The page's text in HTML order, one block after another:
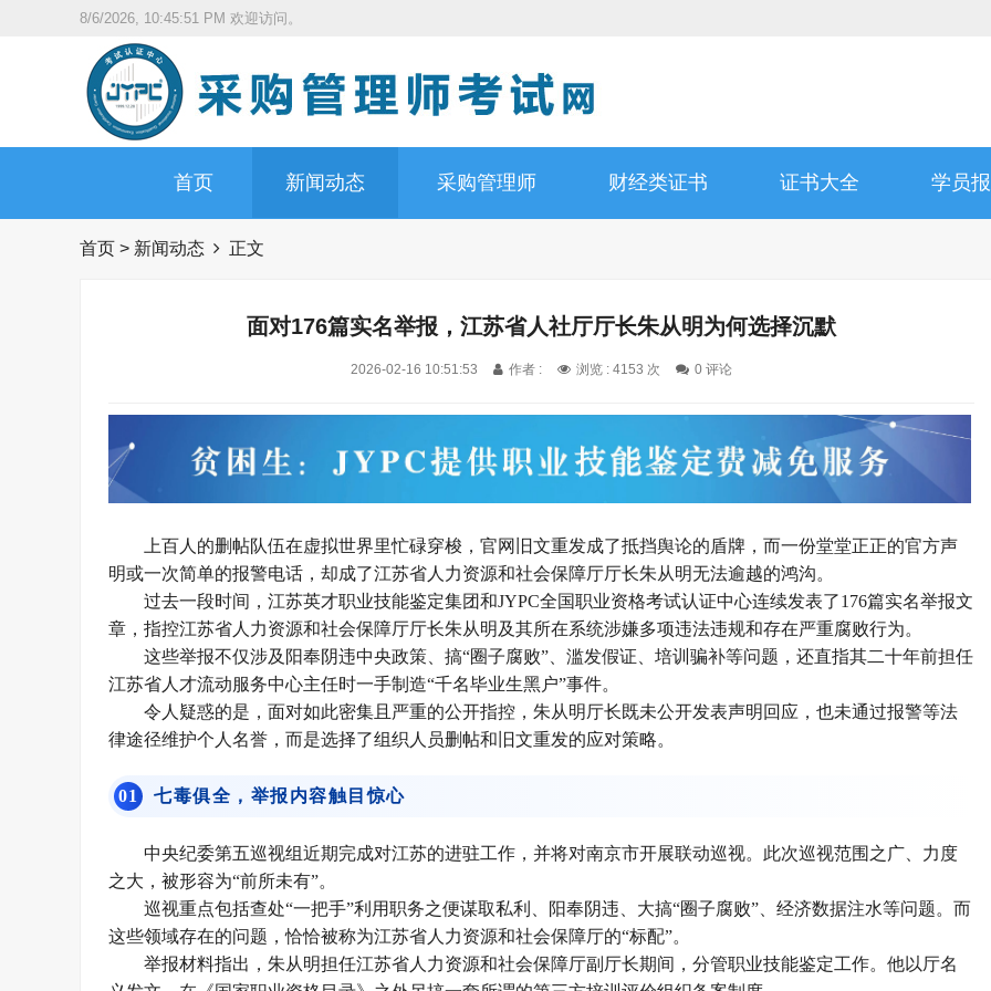
8/6/2026, 10:45:52 PM 欢迎访问。
首页 新闻动态 采购管理师 财经类证书 证书大全 学员
首页 > 新闻动态 正文
面对176篇实名举报，江苏省人社厅厅长朱从明为何选择沉默
2026-02-16 10:51:53 作者 : 浏览 : 4153 次 0 评论
上百人的删帖队伍在虚拟世界里忙碌穿梭，官网旧文重发成了抵挡舆论的盾牌，而一份堂堂正正的官方声
明或一次简单的报警电话，却成了江苏省人力资源和社会保障厅厅长朱从明无法逾越的鸿沟。
过去一段时间，江苏英才职业技能鉴定集团和JYPC全国职业资格考试认证中心连续发表了176篇实名举报文
章，指控江苏省人力资源和社会保障厅厅长朱从明及其所在系统涉嫌多项违法违规和存在严重腐败行为。
这些举报不仅涉及阳奉阴违中央政策、搞“圈子腐败”、滥发假证、培训骗补等问题，还直指其二十年前担任
江苏省人才流动服务中心主任时一手制造“千名毕业生黑户”事件。
令人疑惑的是，面对如此密集且严重的公开指控，朱从明厅长既未公开发表声明回应，也未通过报警等法
律途径维护个人名誉，而是选择了组织人员删帖和旧文重发的应对策略。
01 七毒俱全，举报内容触目惊心
中央纪委第五巡视组近期完成对江苏的进驻工作，并将对南京市开展联动巡视。此次巡视范围之广、力度
之大，被形容为“前所未有”。
巡视重点包括查处“一把手”利用职务之便谋取私利、阳奉阴违、大搞“圈子腐败”、经济数据注水等问题。而
这些领域存在的问题，恰恰被称为江苏省人力资源和社会保障厅的“标配”。
举报材料指出，朱从明担任江苏省人力资源和社会保障厅副厅长期间，分管职业技能鉴定工作。他以厅名